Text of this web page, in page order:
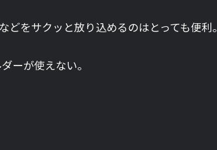
をサクッと放り込めるのはとっても便利。
ーが使えない。